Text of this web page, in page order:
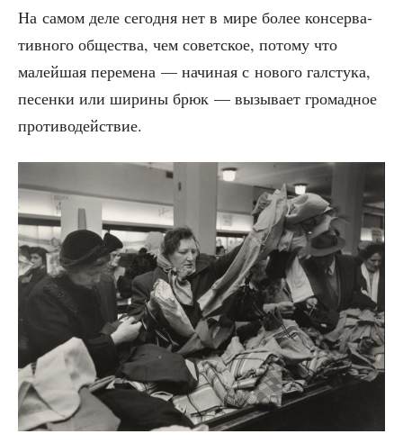
На самом деле сего­дня нет в мире более кон­сер­ва­
тив­но­го обще­ства, чем совет­ское, пото­му что
малей­шая пере­ме­на — начи­ная с ново­го гал­сту­ка,
песен­ки или шири­ны брюк — вызы­ва­ет гро­мад­ное
противодействие.